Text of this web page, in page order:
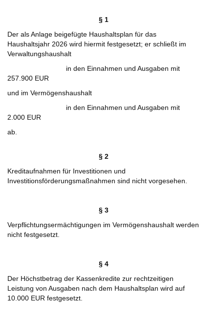
§ 1
Der als Anlage beigefügte Haushaltsplan für das
Haushaltsjahr 2026 wird hiermit festgesetzt; er schließt im
Verwaltungshaushalt
in den Einnahmen und Ausgaben mit
257.900 EUR
und im Vermögenshaushalt
in den Einnahmen und Ausgaben mit
2.000 EUR
ab.
§ 2
Kreditaufnahmen für Investitionen und
Investitionsförderungsmaßnahmen sind nicht vorgesehen.
§ 3
Verpflichtungsermächtigungen im Vermögenshaushalt werden
nicht festgesetzt.
§ 4
Der Höchstbetrag der Kassenkredite zur rechtzeitigen
Leistung von Ausgaben nach dem Haushaltsplan wird auf
10.000 EUR festgesetzt.